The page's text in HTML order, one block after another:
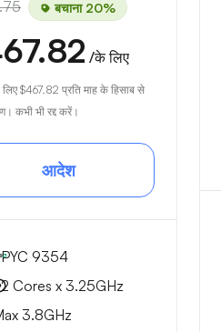
बचाना 20%
/के लिए
$467.82 प्रति माह के हिसाब से
कभी भी रद्द करें।
आदेश
9354
Cores x 3.25GHz
3.8GHz